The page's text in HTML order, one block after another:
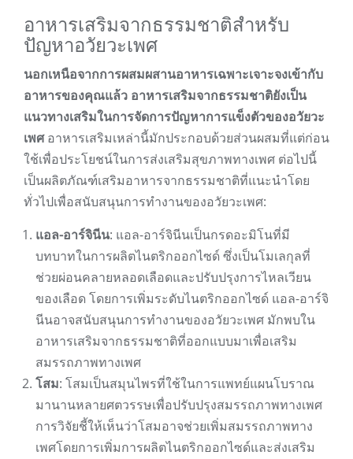
อาหารเสริมจากธรรมชาติสำหรับ
ปัญหาอวัยวะเพศ
นอกเหนือจากการผสมผสานอาหารเฉพาะเจาะจงเข้ากับ
อาหารของคุณแล้ว อาหารเสริมจากธรรมชาติยังเป็น
แนวทางเสริมในการจัดการปัญหาการแข็งตัวของอวัยวะ
เพศอาหารเสริมเหล่านี้มักประกอบด้วยส่วนผสมที่แต่ก่อน
ใช้เพื่อประโยชน์ในการส่งเสริมสุขภาพทางเพศ ต่อไปนี้
เป็นผลิตภัณฑ์เสริมอาหารจากธรรมชาติที่แนะนำโดย
ทั่วไปเพื่อสนับสนุนการทำงานของอวัยวะเพศ:
แอล-อาร์จินีน: แอล-อาร์จินีนเป็นกรดอะมิโนที่มี
บทบาทในการผลิตไนตริกออกไซด์ ซึ่งเป็นโมเลกุลที่
ช่วยผ่อนคลายหลอดเลือดและปรับปรุงการไหลเวียน
ของเลือด โดยการเพิ่มระดับไนตริกออกไซด์ แอล-อาร์จิ
นีนอาจสนับสนุนการทำงานของอวัยวะเพศ มักพบใน
อาหารเสริมจากธรรมชาติที่ออกแบบมาเพื่อเสริม
สมรรถภาพทางเพศ
โสม: โสมเป็นสมุนไพรที่ใช้ในการแพทย์แผนโบราณ
มานานหลายศตวรรษเพื่อปรับปรุงสมรรถภาพทางเพศ
การวิจัยชี้ให้เห็นว่าโสมอาจช่วยเพิ่มสมรรถภาพทาง
เพศโดยการเพิ่มการผลิตไนตริกออกไซด์และส่งเสริม